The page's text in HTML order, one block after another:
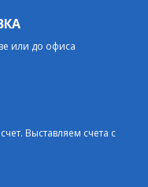
или до офиса
Выставляем счета с